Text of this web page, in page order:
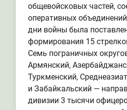
общевойсковых частей,
оперативных
дни войны была
формирования 15
Семь пограничных
Армянский,
Туркменский,
и Забайкальский —
дивизии 3 тысячи